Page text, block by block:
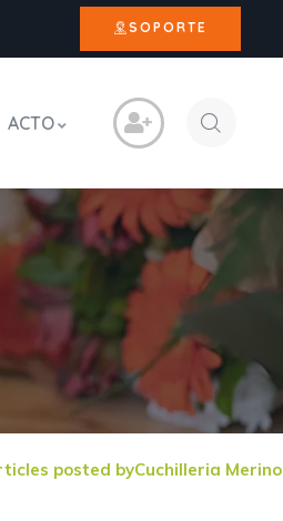
SOPORTE
ACTO
posted byCuchilleria Merino